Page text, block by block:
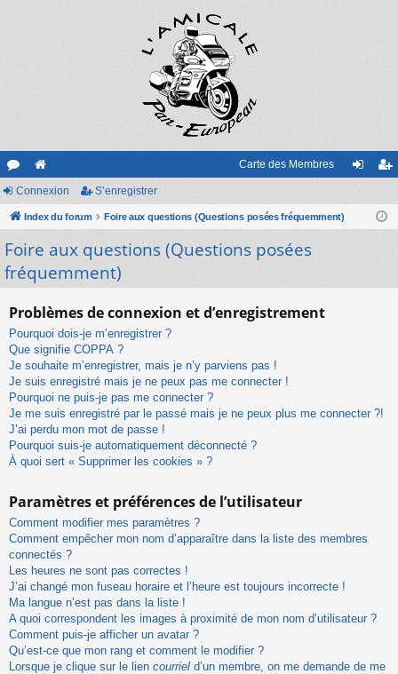
or
u
m
s
e
sit
e
Carte des Membres
nr
Connexion S’enregistrer
Index du forum Foire aux questions (Questions posées fréquemment)
Foire aux questions (Questions posées
fréquemment)
Problèmes de connexion et d’enregistrement
Pourquoi dois-je m’enregistrer ?
Que signifie COPPA ?
Je souhaite m’enregistrer, mais je n’y parviens pas !
Je suis enregistré mais je ne peux pas me connecter !
Pourquoi ne puis-je pas me connecter ?
Je me suis enregistré par le passé mais je ne peux plus me connecter ?!
J’ai perdu mon mot de passe !
Pourquoi suis-je automatiquement déconnecté ?
À quoi sert « Supprimer les cookies » ?
Paramètres et préférences de l’utilisateur
Comment modifier mes paramètres ?
Comment empêcher mon nom d’apparaître dans la liste des membres
connectés ?
Les heures ne sont pas correctes !
J’ai changé mon fuseau horaire et l’heure est toujours incorrecte !
Ma langue n’est pas dans la liste !
A quoi correspondent les images à proximité de mon nom d’utilisateur ?
Comment puis-je afficher un avatar ?
Qu’est-ce que mon rang et comment le modifier ?
Lorsque je clique sur le lien courriel d’un membre, on me demande de me